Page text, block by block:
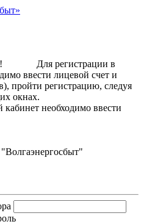
Для регистрации в
ввести лицевой счет и
пройти регистрацию, следуя
окнах.
необходимо ввести
и пароль.